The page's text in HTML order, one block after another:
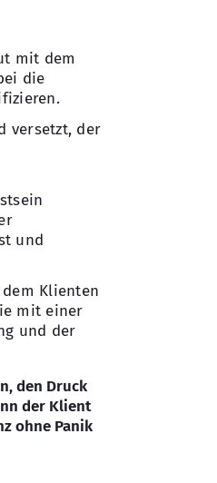
mit dem
die
versetzt, der
und
Klienten
mit einer
und der
den Druck
der Klient
ohne Panik